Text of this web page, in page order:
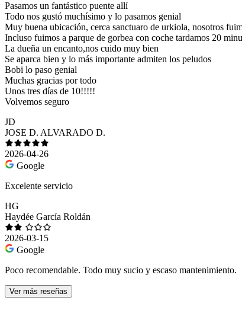
Pasamos un fantástico puente allí
Todo nos gustó muchísimo y lo pasamos genial
Muy buena ubicación, cerca sanctuaro de urkiola, nosotros
Incluso fuimos a parque de gorbea con coche tardamos 20
La dueña un encanto,nos cuido muy bien
Se aparca bien y lo más importante admiten los peludos
Bobi lo paso genial
Muchas gracias por todo
Unos tres días de 10!!!!!
Volvemos seguro
JD
JOSE D. ALVARADO D.
2026-04-26
Google
Excelente servicio
HG
Haydée García Roldán
2026-03-15
Google
Poco recomendable. Todo muy sucio y escaso mantenimiento.
Ver más reseñas